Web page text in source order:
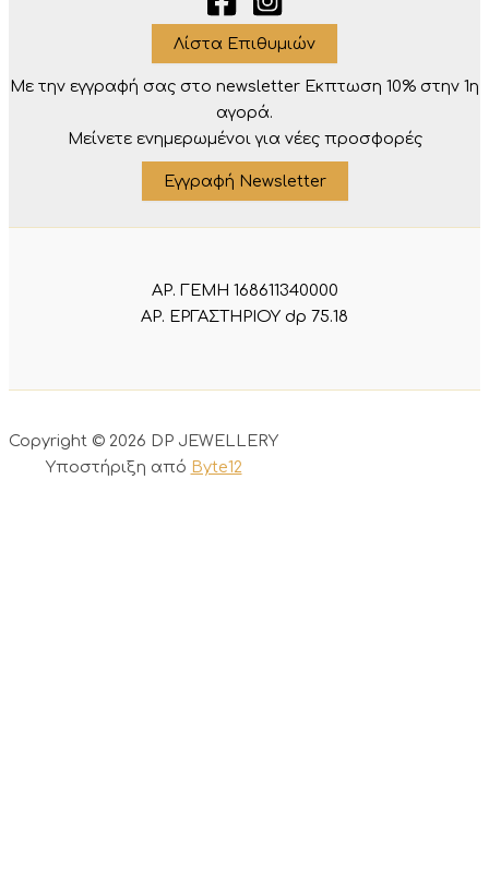
Λίστα Επιθυμιών
Με την εγγραφή σας στο newsletter Eκπτωση 10% στην 1η
αγορά.
Μείνετε ενημερωμένοι για νέες προσφορές
Εγγραφή Newsletter
ΑΡ. ΓΕΜΗ 168611340000
ΑΡ. ΕΡΓΑΣΤΗΡΙΟΥ dp 75.18
Copyright © 2026 DP JEWELLERY
Υποστήριξη από Byte12